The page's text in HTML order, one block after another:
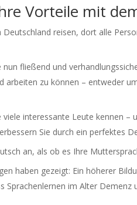
Vorteile mit
reisen, dort alle
fließend und
arbeiten zu können – entweder
viele interessante Leute kennen
Sie durch ein perfektes
an, als ob es Ihre
haben gezeigt: Ein höherer
Sprachenlernen im Alter